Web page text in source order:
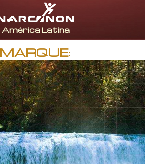
Espanhol
Inglês
Português
Italiano
Francês
Holandês
Alemão
Croata
Todas as Regiões/Línguas
MARQUE: